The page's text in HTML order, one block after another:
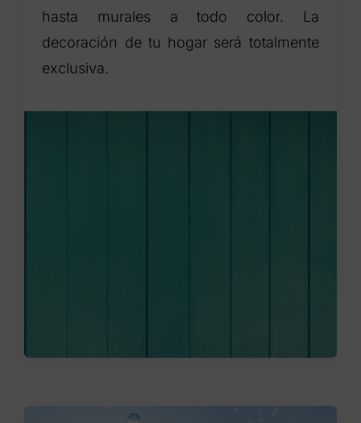
hasta murales a todo color. La
decoración de tu hogar será totalmente
exclusiva.